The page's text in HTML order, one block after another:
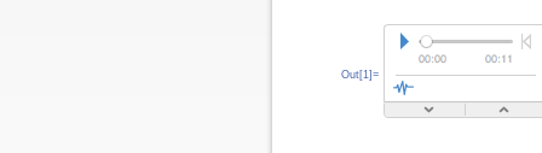
Out[1]=